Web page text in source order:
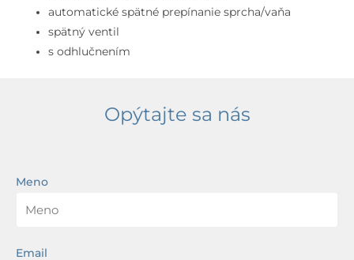
automatické spätné prepínanie sprcha/vaňa
spätný ventil
s odhlučnením
Opýtajte sa nás
Meno
Email